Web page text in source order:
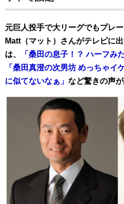
元巨人投手で大リーグでもプレ
Matt（マット）さんがテレビに
は、
「桑田の息子！？ ハーフみ
「桑田真澄の次男坊 めっちゃイ
に似てないなぁ」 など驚きの声